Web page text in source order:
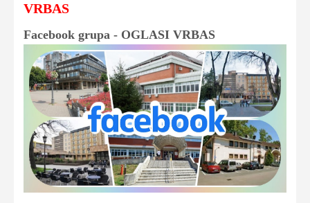
VRBAS
Facebook grupa - OGLASI VRBAS